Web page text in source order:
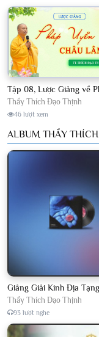
Thầy Thích Đạo Thịnh
46 lượt xem
ALBUM THẦY
Thầy Thích Đạo Thịnh
93 lượt nghe